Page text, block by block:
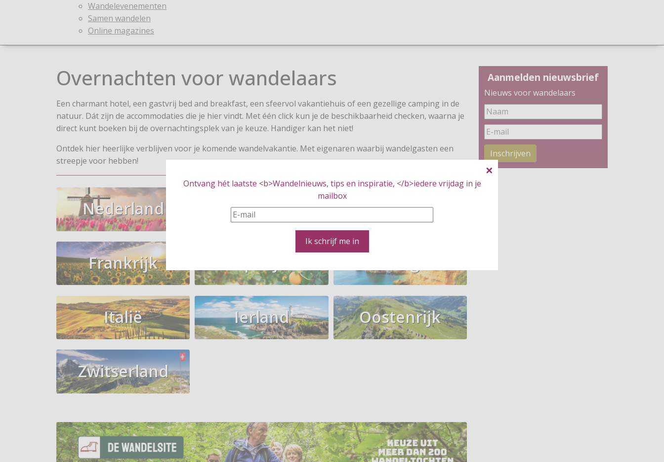
Ontvang hét laatste <b>Wandelnieuws, tips en inspiratie, </b>iedere vrijdag in je
mailbox
Ik schrijf me in
Wandelevenementen
Samen wandelen
Online magazines
Overnachten voor wandelaars
Een charmant hotel, een gastvrij bed and breakfast, een sfeervol vakantiehuis of een gezellige camping in de
natuur. Dát zijn de accommodaties die je hier vindt. Met één click kun je de beschikbaarheid checken, waarna je
direct kunt boeken bij de overnachtingsplek van je keuze. Handiger kan het niet!
Ontdek hier heerlijke verblijven voor je komende wandelvakantie. Met eigenaren waarbij wandelgasten een
streepje voor hebben!
Nederland België Duitsland
Frankrijk
Italië Ierland Oostenrijk
Zwitserland
Aanmelden nieuwsbrief
Nieuws voor wandelaars
Inschrijven